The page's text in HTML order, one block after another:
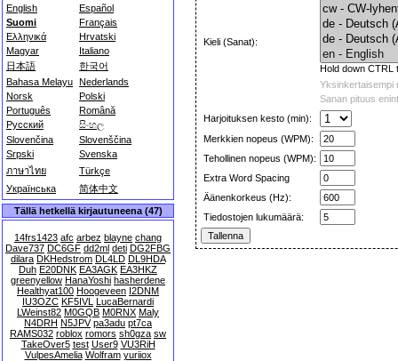
English
Español
Suomi
Français
Ελληνικά
Hrvatski
Magyar
Italiano
日本語
한국어
Bahasa Melayu Nederlands
Norsk
Polski
Português
Română
Русский
සිංහල
Slovenčina
Slovenščina
Srpski
Svenska
ภาษาไทย
Türkçe
Українська
简体中文
Tällä hetkellä kirjautuneena (47)
14frs1423 afc arbez blayne chang
Dave737 DC6GF dd2ml deti DG2FBG
dilara DKHedstrom DL4LD DL9HDA
Duh E20DNK EA3AGK EA3HKZ
greenyellow HanaYoshi hasherdene
Healthyat100 Hoogeveen I2DNM
IU3OZC KF5IVL LucaBernardi
LWeinst82 M0GQB M0RNX Maly
N4DRH N5JPV pa3adu pt7ca
RAMS032 roblox romors sh0gza sw
TakeOver5 test User9 VU3RiH
VulpesAmelia Wolfram yuriiox
Kieli (Sanat):
Hold down CTRL
Yksinkertaisempi
Sanan pituus
Harjoituksen kesto (min):
Merkkien nopeus (WPM):
Tehollinen nopeus (WPM):
Extra Word Spacing
Äänenkorkeus (Hz):
Tiedostojen lukumäärä: